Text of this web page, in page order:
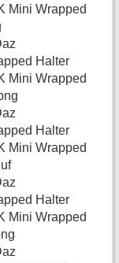
Mini Wrapped
Halter
Mini Wrapped
Halter
Mini Wrapped
Halter
Mini Wrapped